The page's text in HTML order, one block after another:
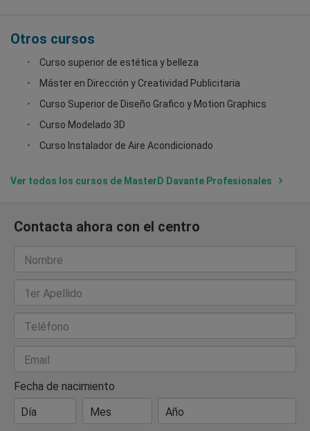
Otros cursos
Curso superior de estética y belleza
Máster en Dirección y Creatividad Publicitaria
Curso Superior de Diseño Grafico y Motion Graphics
Curso Modelado 3D
Curso Instalador de Aire Acondicionado
Ver todos los cursos de MasterD Davante Profesionales
Contacta ahora con el centro
Nombre
1er Apellido
Teléfono
Email
Fecha de nacimiento
Día
Mes Año